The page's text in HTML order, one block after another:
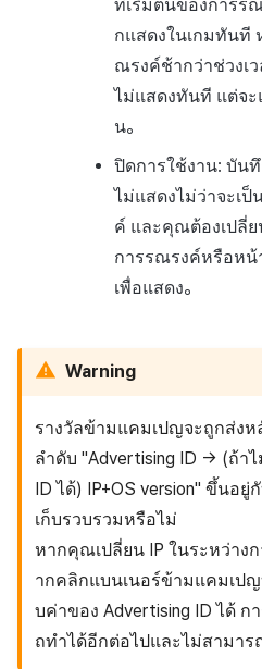
ที่เริ่มต้นของการร
กแสดงในเกมทันที
ณรงค์ช้ากว่าช่วงเ
ไม่แสดงทันที แต่จะ
น。
ปิดการใช้งาน: บัน
ไม่แสดงไม่ว่าจะเป็
ค์ และคุณต้องเปลี่ย
การรณรงค์หรือหน้
เพื่อแสดง。
Warning
รางวัลข้ามแคมเปญจะถูกส่ง
ลำดับ "Advertising ID → (ถ้า
ID ได้) IP+OS version" ขึ้นอ
เก็บรวบรวมหรือไม่
หากคุณเปลี่ยน IP ในระหว่าง
ากคลิกแบนเนอร์ข้ามแคมเป
บค่าของ Advertising ID ได้
ถทำได้อีกต่อไปและไม่สามาร